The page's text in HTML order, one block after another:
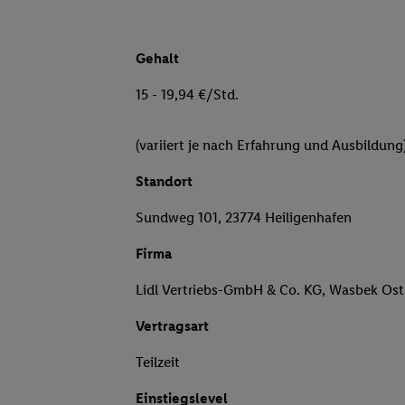
Gehalt
15 - 19,94 €/Std.
(variiert je nach Erfahrung und
Standort
Sundweg 101, 23774 Heiligenhafen
Firma
Lidl Vertriebs-GmbH & Co. KG, Wasbek Ost
Vertragsart
Teilzeit
Einstiegslevel